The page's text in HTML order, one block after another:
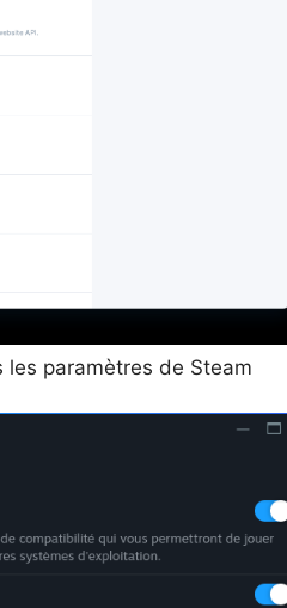
les paramètres de Steam